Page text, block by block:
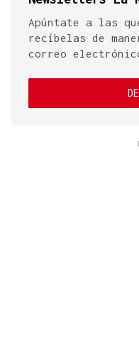
Apúntate a las
recíbelas de
correo